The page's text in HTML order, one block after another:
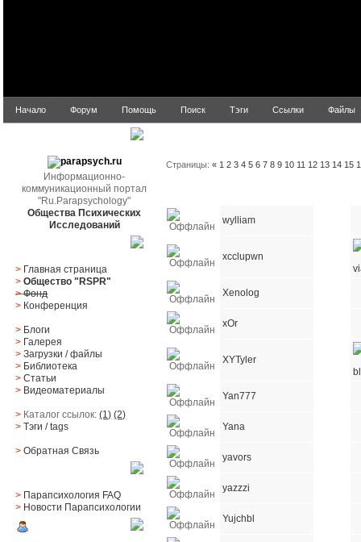
Начало Форум Помощь Поиск Тэги Ссылки Файлы
Информационно-
коммуникационный портал
"Ru.Parapsychology"
Общества Психических
Исследований
> Главная страница
> Общество "RSPR"
> Фонд
> Конференция
> Блоги
> Галерея
> Загрузки/файлы
> Библиотека
> Статьи
> Видеоматериалы
> Каталог ссылок:(1) (2)
> Тэги/ tags
> Обратная Cвязь
> Парапсихология FAQ
> Новости Парапсихологии
Страницы:« 1 2 3 4 5 6 7 8 9 10 11 12 13 14 15
wylliam
xcclupwn
Xenolog
xOr
XYTyler
Yan777
Yana
yavors
yazzzi
Yujchbl